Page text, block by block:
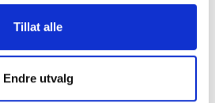
Tillat alle
Endre utvalg
M/metallglidelås
NOK 699